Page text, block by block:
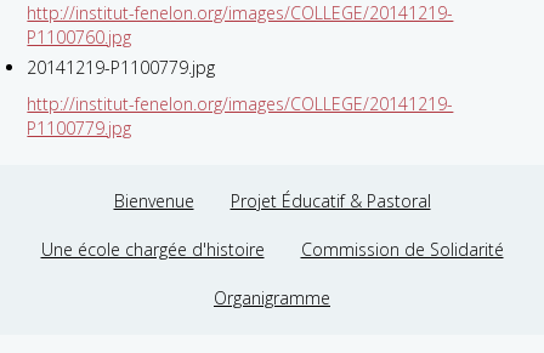
http://institut-fenelon.org/images/COLLEGE/20141219-
P1100760.jpg
20141219-P1100779.jpg
http://institut-fenelon.org/images/COLLEGE/20141219-
P1100779.jpg
Bienvenue Projet Éducatif & Pastoral
Une école chargée d'histoire Commission de Solidarité
Organigramme